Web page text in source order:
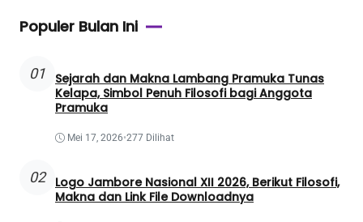
Populer Bulan Ini
01
Sejarah dan Makna Lambang Pramuka Tunas
Kelapa, Simbol Penuh Filosofi bagi Anggota
Pramuka
Mei 17, 2026•277 Dilihat
02
Logo Jambore Nasional XII 2026, Berikut Filosofi,
Makna dan Link File Downloadnya